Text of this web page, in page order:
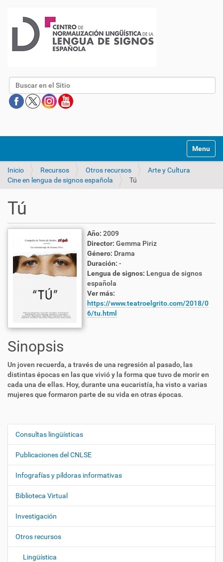
Buscar
Mostrar/
Inicio Recursos Otros recursos
Arte y Cultura
Cine en lengua de signos española
Tú
Tú
Año: 2009
Director: Gemma Piriz
Género: Drama
Duración: -
Lengua de signos: Lengua de signos
española
Ver más:
https://www.teatroelgrito.com/2018/0
6/tu.html
Sinopsis
Un joven recuerda, a través de una regresión al pasado, las
distintas épocas en las que vivió y la forma que tuvo de morir en
cada una de ellas. Hoy, durante una eucaristía, ha visto a varias
mujeres que formaron parte de su vida en otras épocas.
N
e
g
a
c
i
ó
n
Consultas lingüísticas
Publicaciones del CNLSE
Infografías y píldoras informativas
Biblioteca Virtual
Investigación
Otros recursos
Lingüística